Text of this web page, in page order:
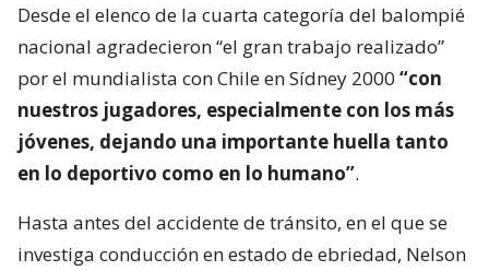
Desde el elenco de la cuarta categoría del balompié
nacional agradecieron “el gran trabajo realizado”
por el mundialista con Chile en Sídney 2000 “con
nuestros jugadores, especialmente con los más
jóvenes, dejando una importante huella tanto
en lo deportivo como en lo humano”.
Hasta antes del accidente de tránsito, en el que se
investiga conducción en estado de ebriedad, Nelson